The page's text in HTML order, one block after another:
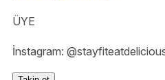
ÜYE
İnstagram: